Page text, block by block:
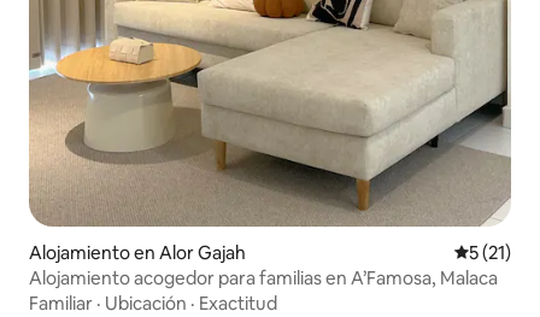
Alojamiento en Alor Gajah
5 (21)
Alojamiento acogedor para familias en A’Famosa, Malaca
Familiar · Ubicación · Exactitud